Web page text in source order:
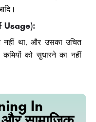
Usage):
नहीं था, और उसका उचित
को सुधारने का नहीं
In